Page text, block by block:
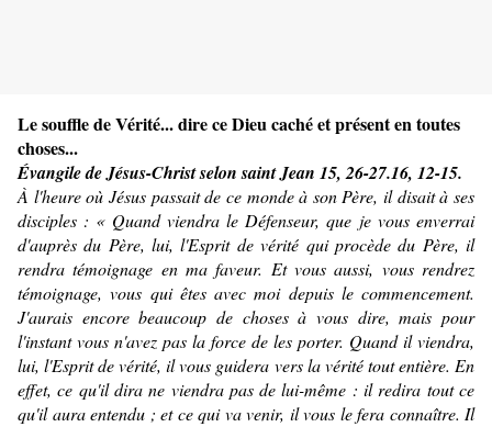
Le souffle de Vérité... dire ce Dieu caché et présent en toutes
choses...
Évangile de Jésus-Christ selon saint Jean 15, 26-27.16, 12-15.
À l'heure où Jésus passait de ce monde à son Père, il disait à ses
disciples : « Quand viendra le Défenseur, que je vous enverrai
d'auprès du Père, lui, l'Esprit de vérité qui procède du Père, il
rendra témoignage en ma faveur. Et vous aussi, vous rendrez
témoignage, vous qui êtes avec moi depuis le commencement.
J'aurais encore beaucoup de choses à vous dire, mais pour
l'instant vous n'avez pas la force de les porter. Quand il viendra,
lui, l'Esprit de vérité, il vous guidera vers la vérité tout entière. En
effet, ce qu'il dira ne viendra pas de lui-même : il redira tout ce
qu'il aura entendu ; et ce qui va venir, il vous le fera connaître. Il